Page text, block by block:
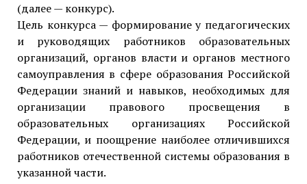
(далее — конкурс).
Цель конкурса — формирование у педагогических
и руководящих работников образовательных
организаций, органов власти и органов местного
самоуправления в сфере образования Российской
Федерации знаний и навыков, необходимых для
организации правового просвещения в
образовательных организациях Российской
Федерации, и поощрение наиболее отличившихся
работников отечественной системы образования в
указанной части.